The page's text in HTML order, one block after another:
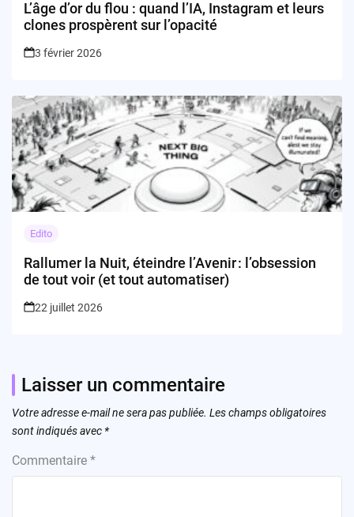
L’âge d’or du flou : quand l’IA, Instagram et leurs
clones prospèrent sur l’opacité
3 février 2026
Edito
Rallumer la Nuit, éteindre l’Avenir : l’obsession
de tout voir (et tout automatiser)
22 juillet 2026
Laisser un commentaire
Votre adresse e-mail ne sera pas publiée. Les champs obligatoires
sont indiqués avec *
Commentaire *